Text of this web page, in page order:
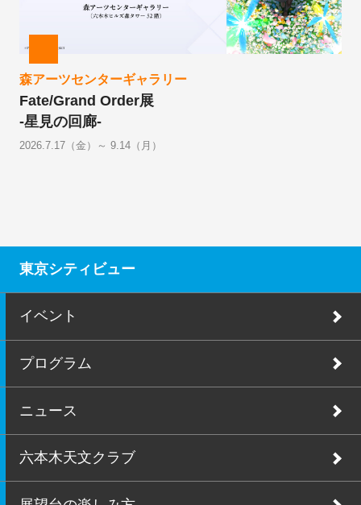
森アーツセンターギャラリー
Fate/Grand Order展
-星見の回廊-
2026.7.17（金）～ 9.14（月）
東京シティビュー
イベント
プログラム
ニュース
六本木天文クラブ